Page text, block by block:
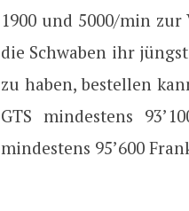
1900 und 5000/min
die Schwaben ihr
zu haben, bestellen
GTS mindestens
mindestens 95’600